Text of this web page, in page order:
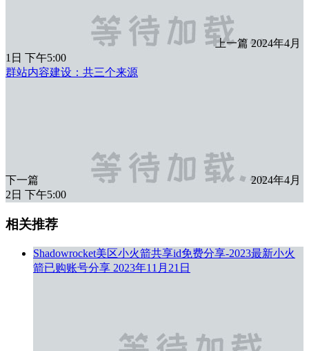
上一篇 2024年4月
1日 下午5:00
群站内容建设：共三个来源
下一篇
2024年4月
2日 下午5:00
相关推荐
Shadowrocket美区小火箭共享id免费分享-2023最新小火
箭已购账号分享 2023年11月21日